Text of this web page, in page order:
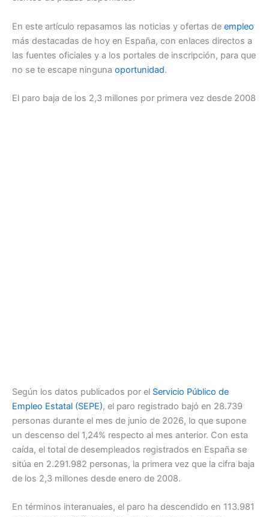
En este artículo repasamos las noticias y ofertas de empleo
más destacadas de hoy en España, con enlaces directos a
las fuentes oficiales y a los portales de inscripción, para que
no se te escape ninguna oportunidad.
El paro baja de los 2,3 millones por primera vez desde 2008
Según los datos publicados por el Servicio Público de
Empleo Estatal (SEPE), el paro registrado bajó en 28.739
personas durante el mes de junio de 2026, lo que supone
un descenso del 1,24% respecto al mes anterior. Con esta
caída, el total de desempleados registrados en España se
sitúa en 2.291.982 personas, la primera vez que la cifra baja
de los 2,3 millones desde enero de 2008.
En términos interanuales, el paro ha descendido en 113.981